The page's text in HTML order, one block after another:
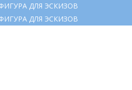
ДЛЯ ЭСКИЗОВ
ДЛЯ ЭСКИЗОВ